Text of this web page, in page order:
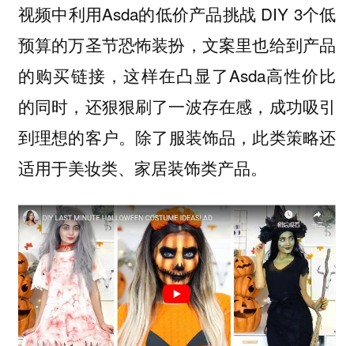
视频中利用Asda的低价产品挑战 DIY 3个低
预算的万圣节恐怖装扮，文案里也给到产品
的购买链接，这样在凸显了Asda高性价比
的同时，还狠狠刷了一波存在感，成功吸引
到理想的客户。 除了服装饰品，此类策略还
适用于美妆类、家居装饰类产品。